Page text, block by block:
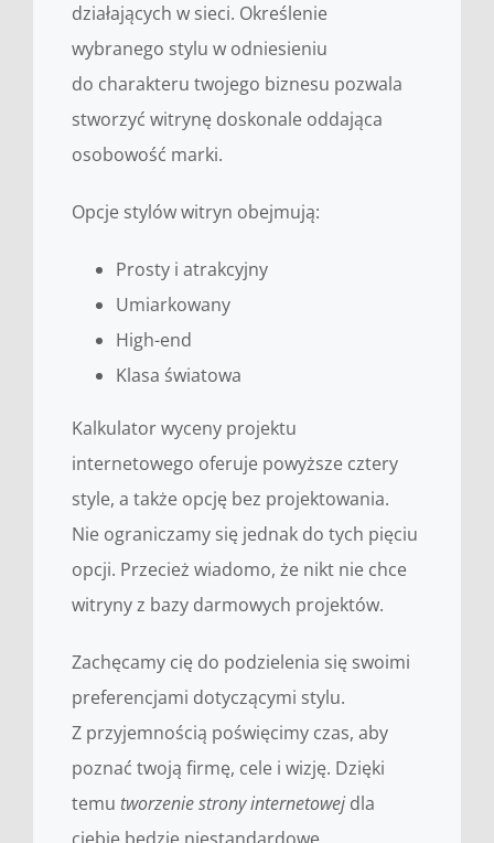
działających w sieci. Określenie
wybranego stylu w odniesieniu
do charakteru twojego biznesu pozwala
stworzyć witrynę doskonale oddająca
osobowość marki.
Opcje stylów witryn obejmują:
Prosty i atrakcyjny
Umiarkowany
High-end
Klasa światowa
Kalkulator wyceny projektu
internetowego oferuje powyższe cztery
style, a także opcję bez projektowania.
Nie ograniczamy się jednak do tych pięciu
opcji. Przecież wiadomo, że nikt nie chce
witryny z bazy darmowych projektów.
Zachęcamy cię do podzielenia się swoimi
preferencjami dotyczącymi stylu.
Z przyjemnością poświęcimy czas, aby
poznać twoją firmę, cele i wizję. Dzięki
temu tworzenie strony internetowej dla